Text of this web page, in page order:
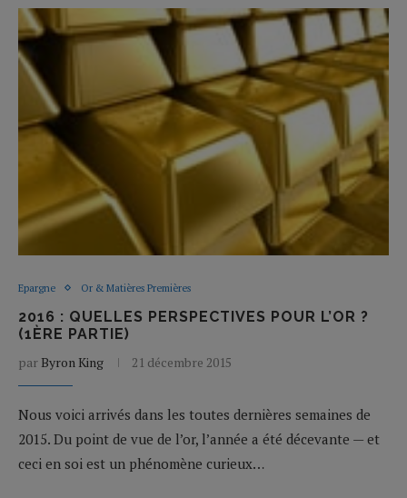
Epargne Or & Matières Premières
2016 : QUELLES PERSPECTIVES POUR L’OR ?
(1ÈRE PARTIE)
par Byron King 21 décembre 2015
Nous voici arrivés dans les toutes dernières semaines de
2015. Du point de vue de l’or, l’année a été décevante — et
ceci en soi est un phénomène curieux…